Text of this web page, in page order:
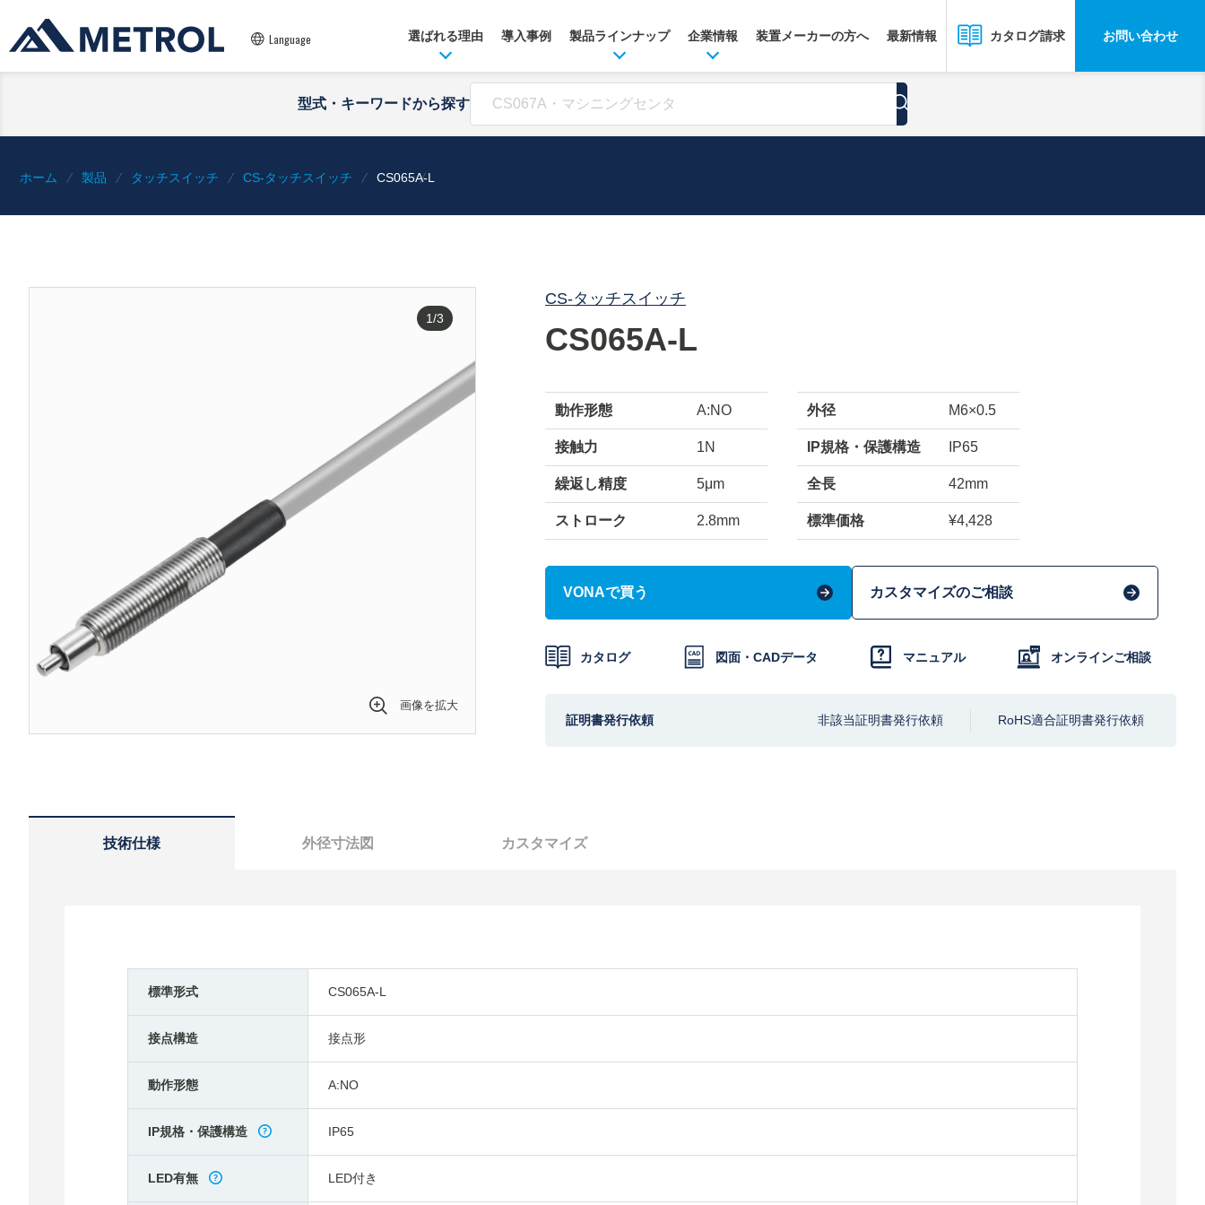
Language 選ばれる理由 導入事例 製品ラインナップ 企業情報 装置メーカーの方へ 最新情報 カタログ請求 お問い合わせ
型式・キーワードから探す
ホーム 製品 タッチスイッチ CS-タッチスイッチ CS065A-L
1/3
画像を拡大
CS-タッチスイッチ
CS065A-L
動作形態 A:NO
接触力 1N
繰返し精度 5μm
ストローク 2.8mm
外径 M6×0.5
IP規格・保護構造 IP65
全長 42mm
標準価格 ¥4,428
VONAで買う カスタマイズのご相談
カタログ 図面・CADデータ マニュアル オンラインご相談
証明書発行依頼 非該当証明書発行依頼 RoHS適合証明書発行依頼
技術仕様 外径寸法図 カスタマイズ
標準形式 CS065A-L
接点構造 接点形
動作形態 A:NO
IP規格・保護構造 IP65
LED有無 LED付き